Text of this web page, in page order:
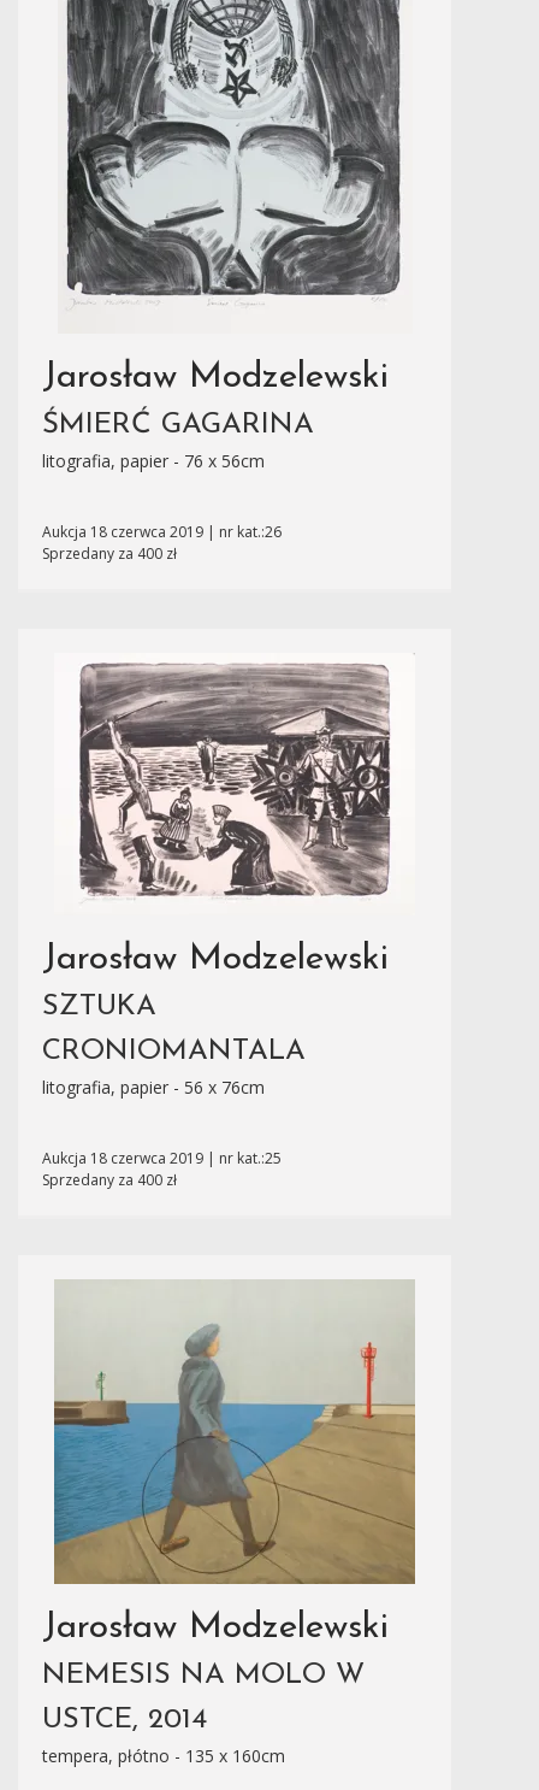
Jarosław Modzelewski
ŚMIERĆ GAGARINA
litografia, papier - 76 x 56cm
Aukcja 18 czerwca 2019 | nr kat.:26
Sprzedany za 400 zł
Jarosław Modzelewski
SZTUKA
CRONIOMANTALA
litografia, papier - 56 x 76cm
Aukcja 18 czerwca 2019 | nr kat.:25
Sprzedany za 400 zł
Jarosław Modzelewski
NEMESIS NA MOLO W
USTCE, 2014
tempera, płótno - 135 x 160cm